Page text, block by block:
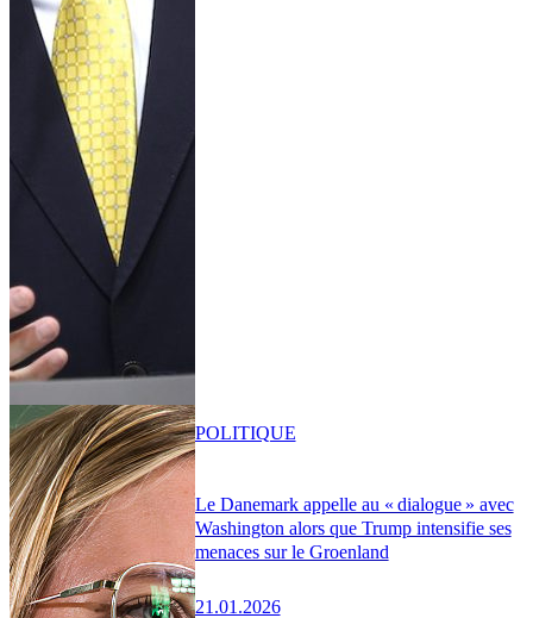
Le Danemark appelle au « dialogue » avec
Washington alors que Trump intensifie ses
menaces sur le Groenland
21.01.2026
POLITIQUE